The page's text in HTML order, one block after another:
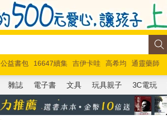
公益書包 16647續集 吉伊卡哇 高希均
通靈藥師
馬斯克 玩具總動員5 超慢跑
雜誌 電子書 文具 玩具親子 3C電玩